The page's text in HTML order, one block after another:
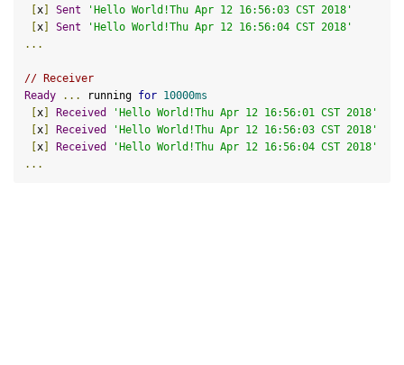
[x] Sent
'Hello World!Thu Apr 12 16:56:03 CST 2018'
[x] Sent
'Hello World!Thu Apr 12 16:56:04 CST 2018'
...
// Receiver
Ready
... running for 10000ms
[x] Received
'Hello World!Thu Apr 12 16:56:01 CST 2018'
[x] Received
'Hello World!Thu Apr 12 16:56:03 CST 2018'
[x] Received
'Hello World!Thu Apr 12 16:56:04 CST 2018'
...